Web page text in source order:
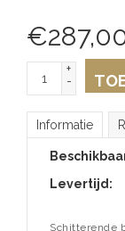
€
+
-
Informatie
Levertijd:
Schitterende